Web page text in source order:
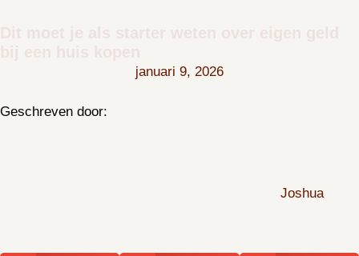
januari 9, 2026
Geschreven door:
Joshua